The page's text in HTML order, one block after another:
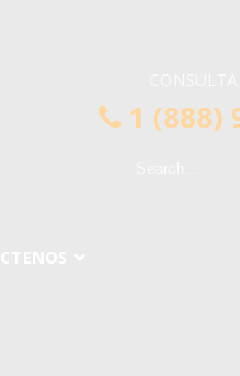
1 (888)